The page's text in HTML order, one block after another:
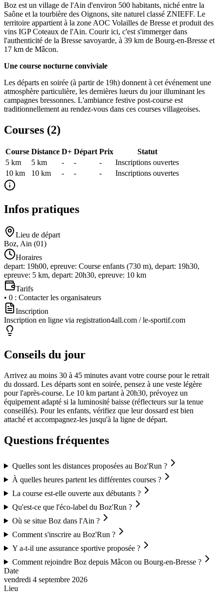
Boz est un village de l'Ain d'environ 500 habitants, niché entre la
Saône et la tourbière des Oignons, site naturel classé ZNIEFF. Le
territoire appartient à la zone AOC Volailles de Bresse et produit des
vins IGP Coteaux de l'Ain. Courir ici, c'est s'immerger dans
l'authenticité de la Bresse savoyarde, à 39 km de Bourg-en-Bresse et
17 km de Mâcon.
Une course nocturne conviviale
Les départs en soirée (à partir de 19h) donnent à cet événement une
atmosphère particulière, les dernières lueurs du jour illuminant les
campagnes bressonnes. L'ambiance festive post-course est
traditionnellement au rendez-vous dans ces courses villageoises.
Courses (2)
Course Distance D+ Départ Prix
Statut
5 km
5 km - - -
Inscriptions ouvertes
10 km
10 km - - - Inscriptions ouvertes
Infos pratiques
Lieu de départ
Boz, Ain (01)
Horaires
depart: 19h00, epreuve: Course enfants (730 m), depart: 19h30,
epreuve: 5 km, depart: 20h30, epreuve: 10 km
Tarifs
• 0 : Contacter les organisateurs
Inscription
Inscription en ligne via registration4all.com / le-sportif.com
Conseils du jour
Arrivez au moins 30 à 45 minutes avant votre course pour le retrait
du dossard. Les départs sont en soirée, pensez à une veste légère
pour l'après-course. Le 10 km partant à 20h30, prévoyez un
équipement adapté si la luminosité baisse (réflecteurs sur la tenue
conseillés). Pour les enfants, vérifiez que leur dossard est bien
attaché et accompagnez-les jusqu'à la ligne de départ.
Questions fréquentes
Quelles sont les distances proposées au Boz'Run ?
À quelles heures partent les différentes courses ?
La course est-elle ouverte aux débutants ?
Qu'est-ce que l'éco-label du Boz'Run ?
Où se situe Boz dans l'Ain ?
Comment s'inscrire au Boz'Run ?
Y a-t-il une assurance sportive proposée ?
Comment rejoindre Boz depuis Mâcon ou Bourg-en-Bresse ?
Date
vendredi 4 septembre 2026
Lieu